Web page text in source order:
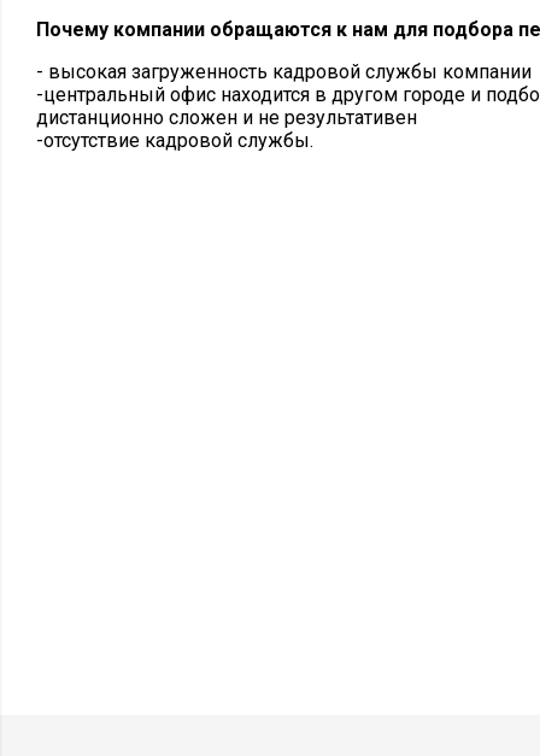
Почему компании обращаются к нам для подбора
- высокая загруженность кадровой службы компании
-центральный офис находится в другом городе и
дистанционно сложен и не результативен
-отсутствие кадровой службы.